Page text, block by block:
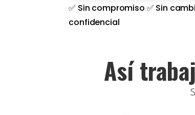
✅ Sin compromiso ✅ Sin
confidencial
Así